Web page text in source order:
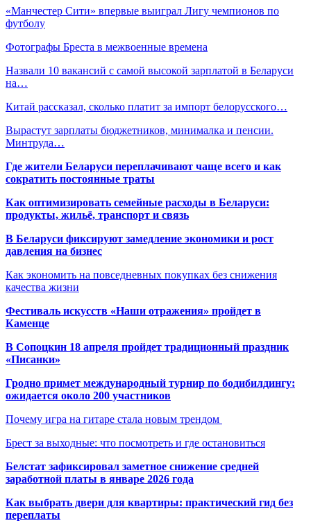
«Манчестер Сити» впервые выиграл Лигу чемпионов по
футболу
Фотографы Бреста в межвоенные времена
Назвали 10 вакансий с самой высокой зарплатой в Беларуси
на…
Китай рассказал, сколько платит за импорт белорусского…
Вырастут зарплаты бюджетников, минималка и пенсии.
Минтруда…
Где жители Беларуси переплачивают чаще всего и как
сократить постоянные траты
Как оптимизировать семейные расходы в Беларуси:
продукты, жильё, транспорт и связь
В Беларуси фиксируют замедление экономики и рост
давления на бизнес
Как экономить на повседневных покупках без снижения
качества жизни
Фестиваль искусств «Наши отражения» пройдет в
Каменце
В Сопоцкин 18 апреля пройдет традиционный праздник
«Писанки»
Гродно примет международный турнир по бодибилдингу:
ожидается около 200 участников
Почему игра на гитаре стала новым трендом
Брест за выходные: что посмотреть и где остановиться
Белстат зафиксировал заметное снижение средней
заработной платы в январе 2026 года
Как выбрать двери для квартиры: практический гид без
переплаты